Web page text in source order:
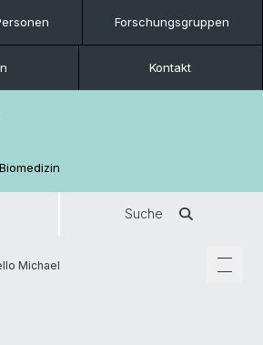
Forschungsgruppen
Kontakt
Suche
Michael